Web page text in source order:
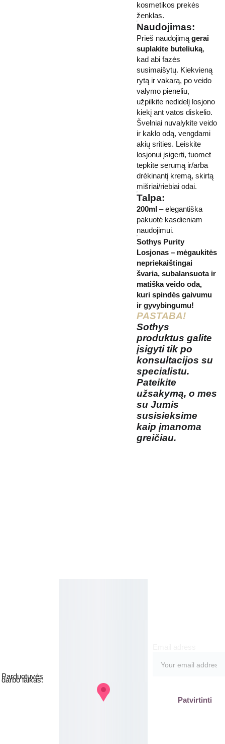
kosmetikos prekės
ženklas.
Naudojimas:
Prieš naudojimą gerai
suplakite buteliuką,
kad abi fazės
susimaišytų. Kiekvieną
rytą ir vakarą, po veido
valymo pieneliu,
užpilkite nedidelį losjono
kiekį ant vatos diskelio.
Švelniai nuvalykite veido
ir kaklo odą, vengdami
akių srities. Leiskite
losjonui įsigerti, tuomet
tepkite serumą ir/arba
drėkinantį kremą, skirtą
mišriai/riebiai odai.
Talpa:
200ml – elegantiška
pakuotė kasdieniam
naudojimui.
Sothys Purity
Losjonas – mėgaukitės
nepriekaištingai
švaria, subalansuota ir
matiška veido oda,
kuri spindės gaivumu
ir gyvybingumu!
PASTABA!
Sothys
produktus galite
įsigyti tik po
konsultacijos su
specialistu.
Pateikite
užsakymą, o mes
su Jumis
susisieksime
kaip įmanoma
greičiau.
Patvirtinti
Parduotuvės
darbo laikas: